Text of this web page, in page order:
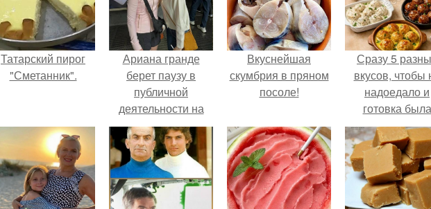
Татарский пирог
"Сметанник".
Ариана гранде
берет паузу в
публичной
деятельности на
фоне слухов о
своем здоровье.
Вкуснейшая
скумбрия в пряном
посоле!
Сразу 5
вкусов, чтобы
надоедало и
готовка была
проще.